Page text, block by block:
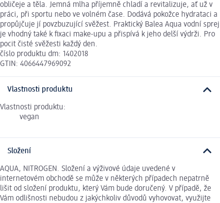
obličeje a těla. Jemná mlha příjemně chladí a revitalizuje, ať už v
práci, při sportu nebo ve volném čase. Dodává pokožce hydrataci a
propůjčuje jí povzbuzující svěžest. Praktický Balea Aqua vodní sprej
je vhodný také k fixaci make-upu a přispívá k jeho delší výdrži. Pro
pocit čisté svěžesti každý den.
číslo produktu dm: 1402018
GTIN: 4066447969092
Vlastnosti produktu
Vlastnosti produktu:
vegan
Složení
AQUA, NITROGEN. Složení a výživové údaje uvedené v
internetovém obchodě se může v některých případech nepatrně
lišit od složení produktu, který Vám bude doručený. V případě, že
Vám odlišnosti nebudou z jakýchkoliv důvodů vyhovovat, využijte